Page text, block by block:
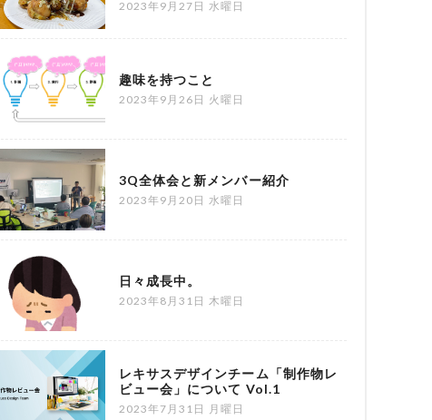
2023年9月27日 水曜日
趣味を持つこと
2023年9月26日 火曜日
3Q全体会と新メンバー紹介
2023年9月20日 水曜日
日々成長中。
2023年8月31日 木曜日
レキサスデザインチーム「制作物レ
ビュー会」について Vol.1
2023年7月31日 月曜日